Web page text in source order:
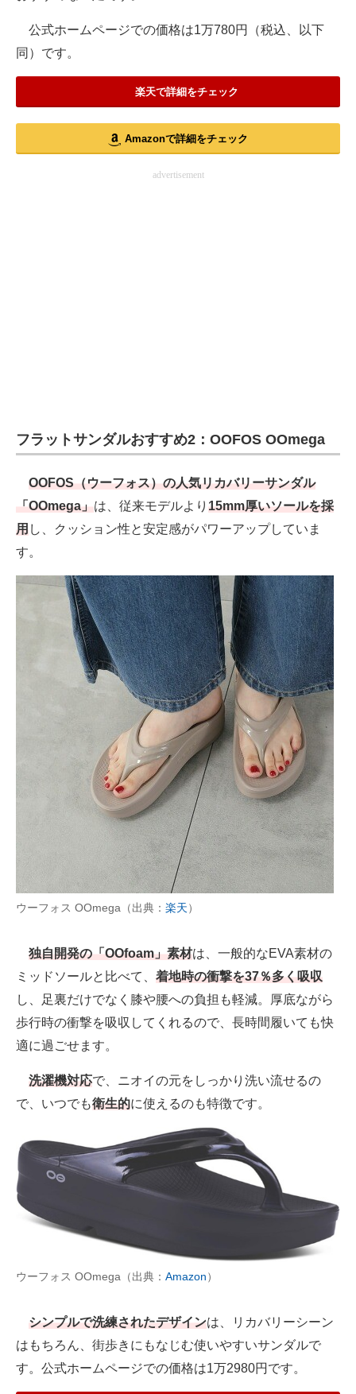
公式ホームページでの価格は1万780円（税込、以下
同）です。
楽天で詳細をチェック
Amazonで詳細をチェック
advertisement
フラットサンダルおすすめ2：OOFOS OOmega
OOFOS（ウーフォス）の人気リカバリーサンダル
「OOmega」は、従来モデルより 15mm厚いソールを採
用し、クッション性と安定感がパワーアップしていま
す。
ウーフォス OOmega（出典： 楽天）
独自開発の「OOfoam」素材は、一般的なEVA素材の
ミッドソールと比べて、 着地時の衝撃を37％多く吸収
し、足裏だけでなく膝や腰への負担も軽減。厚底ながら
歩行時の衝撃を吸収してくれるので、長時間履いても快
適に過ごせます。
洗濯機対応で、ニオイの元をしっかり洗い流せるの
で、いつでも衛生的に使えるのも特徴です。
ウーフォス OOmega（出典： Amazon）
シンプルで洗練されたデザインは、リカバリーシーン
はもちろん、街歩きにもなじむ使いやすいサンダルで
す。公式ホームページでの価格は1万2980円です。